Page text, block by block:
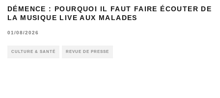
DÉMENCE : POURQUOI IL FAUT FAIRE ÉCOUTER DE
LA MUSIQUE LIVE AUX MALADES
01/08/2026
CULTURE & SANTÉ REVUE DE PRESSE